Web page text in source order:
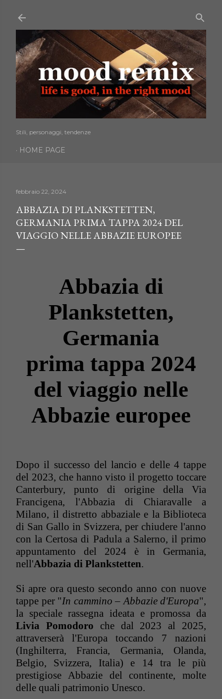
Stili, personaggi, tendenze
HOME PAGE
febbraio 22, 2024
ABBAZIA DI PLANKSTETTEN,
GERMANIA PRIMA TAPPA 2024 DEL
VIAGGIO NELLE ABBAZIE EUROPEE
Abbazia di
Plankstetten,
Germania
prima tappa 2024
del viaggio nelle
Abbazie europee
Dopo il successo del lancio e delle 4 tappe
del 2023, che hanno visto il progetto toccare
Canterbury, punto di origine della Via
Francigena, l'Abbazia di Chiaravalle a
Milano, il distretto abbaziale e la Biblioteca
di San Gallo in Svizzera, per chiudere l'anno
con la Certosa di Padula a Salerno, il primo
appuntamento del 2024 è in Germania,
nell'Abbazia di Plankstetten.
Si apre ora questo secondo anno con nuove
tappe per "In cammino – Abbazie d'Europa",
la speciale rassegna ideata e promossa da
Livia Pomodoro che dal 2023 al 2025,
attraverserà l'Europa toccando 7 nazioni
(Inghilterra, Francia, Germania, Olanda,
Belgio, Svizzera, Italia) e 14 tra le più
prestigiose Abbazie del continente, molte
delle quali patrimonio Unesco.